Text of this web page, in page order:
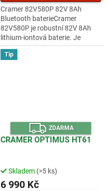
Cramer 82V580P 82V 8Ah
Bluetooth baterieCramer
82V580P je robustní 82V 8Ah
lithium-iontová baterie. Je
vybaven pokročilou technologií
článků a integrovaným LED
Tip
Z
D
A
ZDARMA
CRAMER OPTIMUS HT61
Skladem (>5 ks)
6 990 Kč